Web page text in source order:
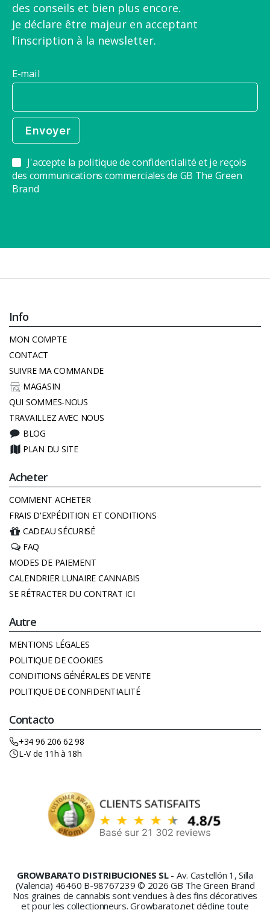
des conseils et bien plus encore.
Je déclare être majeur en acceptant
l’inscription à la newsletter.
E-mail
J'accepte la politique de confidentialité et je reçois
des communications commerciales de GB The Green
Brand
Info
MON COMPTE
CONTACT
SUIVRE MA COMMANDE
MAGASIN
QUI SOMMES-NOUS
TRAVAILLEZ AVEC NOUS
BLOG
PLAN DU SITE
Acheter
COMMENT ACHETER
FRAIS D'EXPÉDITION ET CONDITIONS
CADEAU SÉCURISÉ
FAQ
MODES DE PAIEMENT
CALENDRIER LUNAIRE CANNABIS
SE RÉTRACTER DU CONTRAT ICI
Autre
MENTIONS LÉGALES
POLITIQUE DE COOKIES
CONDITIONS GÉNÉRALES DE VENTE
POLITIQUE DE CONFIDENTIALITÉ
Contacto
+34 96 206 62 98
L-V de 11h à 18h
GROWBARATO DISTRIBUCIONES SL - Av. Castellón 1, Silla
(Valencia) 46460 B-98767239 © 2026 GB The Green Brand
Nos graines de cannabis sont vendues à des fins décoratives
et pour les collectionneurs. Growbarato.net décline toute